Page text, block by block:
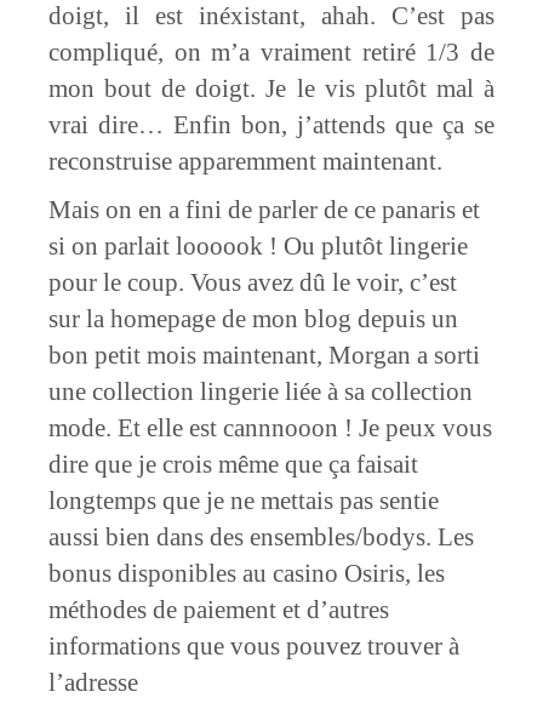
doigt, il est inéxistant, ahah. C’est pas
compliqué, on m’a vraiment retiré 1/3 de
mon bout de doigt. Je le vis plutôt mal à
vrai dire… Enfin bon, j’attends que ça se
reconstruise apparemment maintenant.
Mais on en a fini de parler de ce panaris et
si on parlait loooook ! Ou plutôt lingerie
pour le coup. Vous avez dû le voir, c’est
sur la homepage de mon blog depuis un
bon petit mois maintenant, Morgan a sorti
une collection lingerie liée à sa collection
mode. Et elle est cannnooon ! Je peux vous
dire que je crois même que ça faisait
longtemps que je ne mettais pas sentie
aussi bien dans des ensembles/bodys. Les
bonus disponibles au casino Osiris, les
méthodes de paiement et d’autres
informations que vous pouvez trouver à
l’adresse